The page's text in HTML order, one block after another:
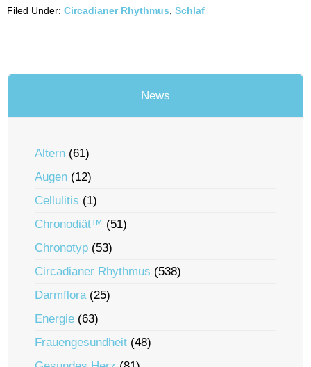
Filed Under: Circadianer Rhythmus Schlaf
News
Altern (61)
Augen (12)
Cellulitis (1)
Chronodiät™ (51)
Chronotyp (53)
Circadianer Rhythmus (538)
Darmflora(25)
Energie (63)
Frauengesundheit (48)